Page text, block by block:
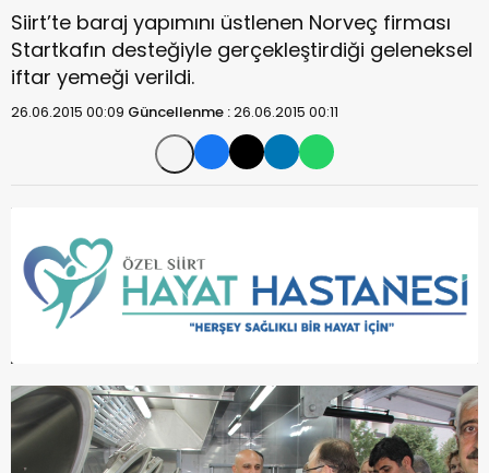
Siirt’te baraj yapımını üstlenen Norveç firması
Startkafın desteğiyle gerçekleştirdiği geleneksel
iftar yemeği verildi.
26.06.2015 00:09 Güncellenme :26.06.2015 00:11